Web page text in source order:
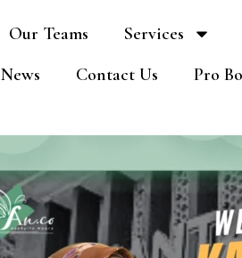
Our Teams Services
News
Contact Us Pro